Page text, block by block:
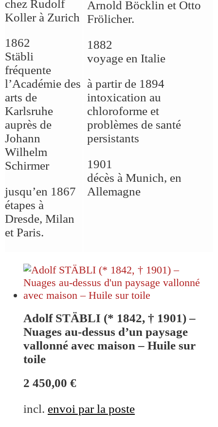
chez Rudolf
Koller à Zurich
1862
Stäbli
fréquente
l’Académie des
arts de
Karlsruhe
auprès de
Johann
Wilhelm
Schirmer
jusqu’en 1867
étapes à
Dresde, Milan
et Paris.
Arnold Böcklin et Otto
Frölicher.
1882
voyage en Italie
à partir de 1894
intoxication au
chloroforme et
problèmes de santé
persistants
1901
décès à Munich, en
Allemagne
Adolf STÄBLI (* 1842, † 1901) –
Nuages au-dessus d’un paysage
vallonné avec maison – Huile sur
toile
2 450,00 €
incl. envoi par la poste